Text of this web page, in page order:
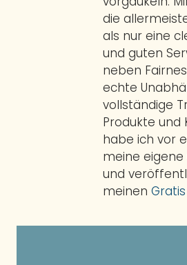
die
als nur eine
und guten
neben
echte
vollständige
Produkte und
habe ich vor
meine
und
meinen